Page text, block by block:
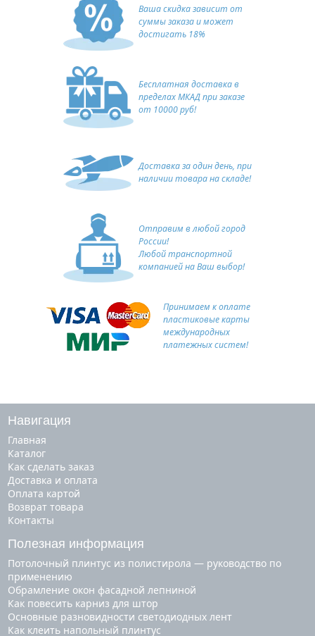
Ваша скидка зависит от
суммы заказа и может
достигать 18%
Бесплатная доставка в
пределах МКАД при заказе
от 10000 руб!
Доставка за один день, при
наличии товара на складе!
Отправим в любой город
России!
Любой транспортной
компанией на Ваш выбор!
Принимаем к оплате
пластиковые карты
международных
платежных систем!
Навигация
Главная
Каталог
Как сделать заказ
Доставка и оплата
Оплата картой
Возврат товара
Контакты
Полезная информация
Потолочный плинтус из полистирола — руководство по
применению
Обрамление окон фасадной лепниной
Как повесить карниз для штор
Основные разновидности светодиодных лент
Как клеить напольный плинтус